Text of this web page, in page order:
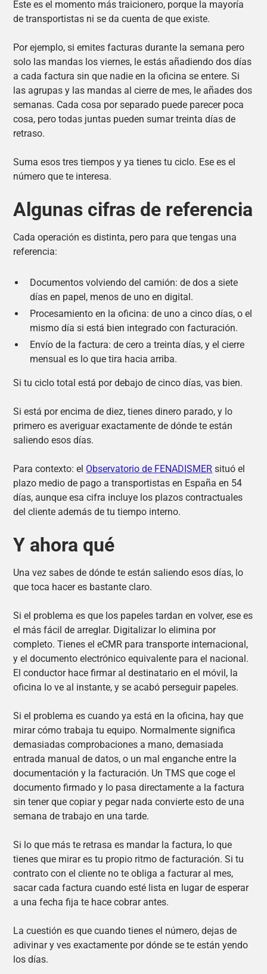
Este es el momento más traicionero, porque la mayoría
de transportistas ni se da cuenta de que existe.
Por ejemplo, si emites facturas durante la semana pero
solo las mandas los viernes, le estás añadiendo dos días
a cada factura sin que nadie en la oficina se entere. Si
las agrupas y las mandas al cierre de mes, le añades dos
semanas. Cada cosa por separado puede parecer poca
cosa, pero todas juntas pueden sumar treinta días de
retraso.
Suma esos tres tiempos y ya tienes tu ciclo. Ese es el
número que te interesa.
Algunas cifras de referencia
Cada operación es distinta, pero para que tengas una
referencia:
Documentos volviendo del camión: de dos a siete
días en papel, menos de uno en digital.
Procesamiento en la oficina: de uno a cinco días, o el
mismo día si está bien integrado con facturación.
Envío de la factura: de cero a treinta días, y el cierre
mensual es lo que tira hacia arriba.
Si tu ciclo total está por debajo de cinco días, vas bien.
Si está por encima de diez, tienes dinero parado, y lo
primero es averiguar exactamente de dónde te están
saliendo esos días.
Para contexto: el Observatorio de FENADISMER situó el
plazo medio de pago a transportistas en España en 54
días, aunque esa cifra incluye los plazos contractuales
del cliente además de tu tiempo interno.
Y ahora qué
Una vez sabes de dónde te están saliendo esos días, lo
que toca hacer es bastante claro.
Si el problema es que los papeles tardan en volver, ese es
el más fácil de arreglar. Digitalizar lo elimina por
completo. Tienes el eCMR para transporte internacional,
y el documento electrónico equivalente para el nacional.
El conductor hace firmar al destinatario en el móvil, la
oficina lo ve al instante, y se acabó perseguir papeles.
Si el problema es cuando ya está en la oficina, hay que
mirar cómo trabaja tu equipo. Normalmente significa
demasiadas comprobaciones a mano, demasiada
entrada manual de datos, o un mal enganche entre la
documentación y la facturación. Un TMS que coge el
documento firmado y lo pasa directamente a la factura
sin tener que copiar y pegar nada convierte esto de una
semana de trabajo en una tarde.
Si lo que más te retrasa es mandar la factura, lo que
tienes que mirar es tu propio ritmo de facturación. Si tu
contrato con el cliente no te obliga a facturar al mes,
sacar cada factura cuando esté lista en lugar de esperar
a una fecha fija te hace cobrar antes.
La cuestión es que cuando tienes el número, dejas de
adivinar y ves exactamente por dónde se te están yendo
los días.